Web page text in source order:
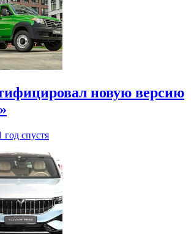
новую версию
год спустя